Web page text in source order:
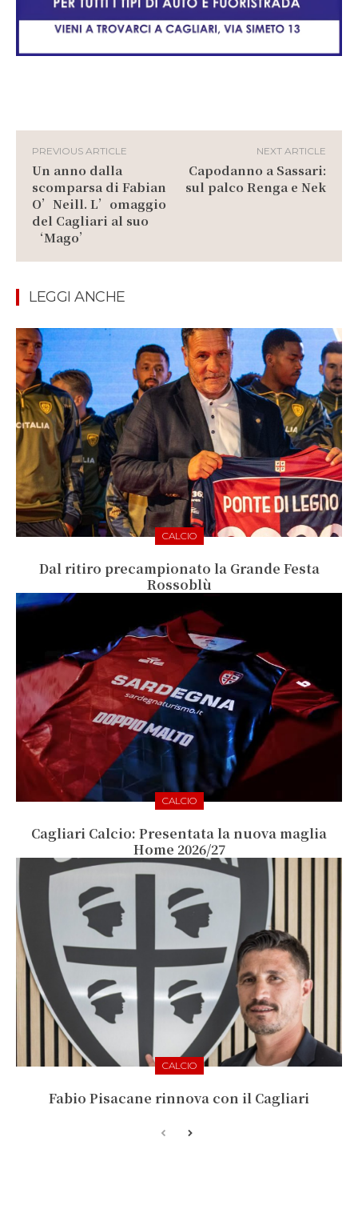
PREVIOUS ARTICLE
Un anno dalla
scomparsa di Fabian
O’Neill. L’omaggio
del Cagliari al suo
‘Mago’
NEXT ARTICLE
Capodanno a Sassari:
sul palco Renga e Nek
LEGGI ANCHE
CALCIO
Dal ritiro precampionato la Grande Festa
Rossoblù
CALCIO
Cagliari Calcio: Presentata la nuova maglia
Home 2026/27
CALCIO
Fabio Pisacane rinnova con il Cagliari